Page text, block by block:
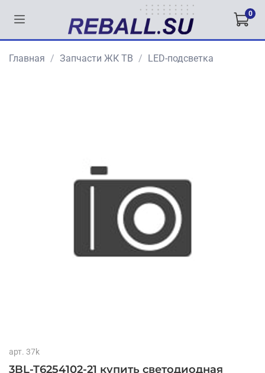
0
Главная Запчасти ЖК ТВ LED-подсветка
арт. 37k
3BL-T6254102-21 купить светодиодная